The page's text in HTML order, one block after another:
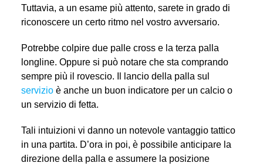
Tuttavia, a un esame più attento, sarete in grado di
riconoscere un certo ritmo nel vostro avversario.
Potrebbe colpire due palle cross e la terza palla
longline. Oppure si può notare che sta comprando
sempre più il rovescio. Il lancio della palla sul
servizioè anche un buon indicatore per un calcio o
un servizio di fetta.
Tali intuizioni vi danno un notevole vantaggio tattico
in una partita. D’ora in poi, è possibile anticipare la
direzione della palla e assumere la posizione